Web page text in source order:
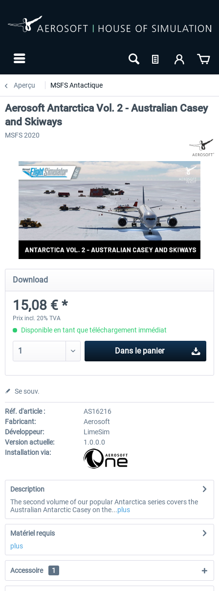
Aperçu MSFS Antactique
Aerosoft Antarctica Vol. 1 - British
Rothera...
Aerosoft Antarctica Vol. 2 -
Casey...
Aerosoft Antarctica Vol. 2 - Australian Casey
and Skiways
MSFS 2020
Download
15,08 € *
Prix incl. 20% TVA
Disponible en tant que téléchargement immédiat
Dans le panier
Se souv.
Réf. d'article :
AS16216
Fabricant:
Aerosoft
Développeur:
LimeSim
Version actuelle:
1.0.0.0
Installation via:
Description
The second volume of our popular Antarctica series covers the
Australian Antarctic Casey on the...plus
Matériel requis
plus
Accessoire 1